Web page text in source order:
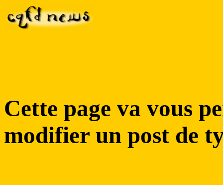
Cette page va vous
modifier un post de